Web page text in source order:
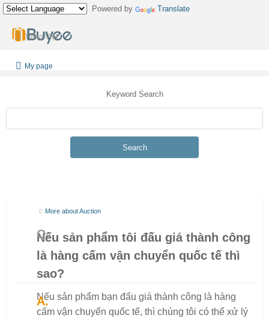
Powered by Translate
Tiếng Việt
My page
Keyword Search
Search
More about Auction
Nếu sản phẩm tôi đấu giá thành công
là hàng cấm vận chuyển quốc tế thì
sao?
Nếu sản phẩm bạn đấu giá thành công là hàng
cấm vận chuyển quốc tế, thì chúng tôi có thể xử lý